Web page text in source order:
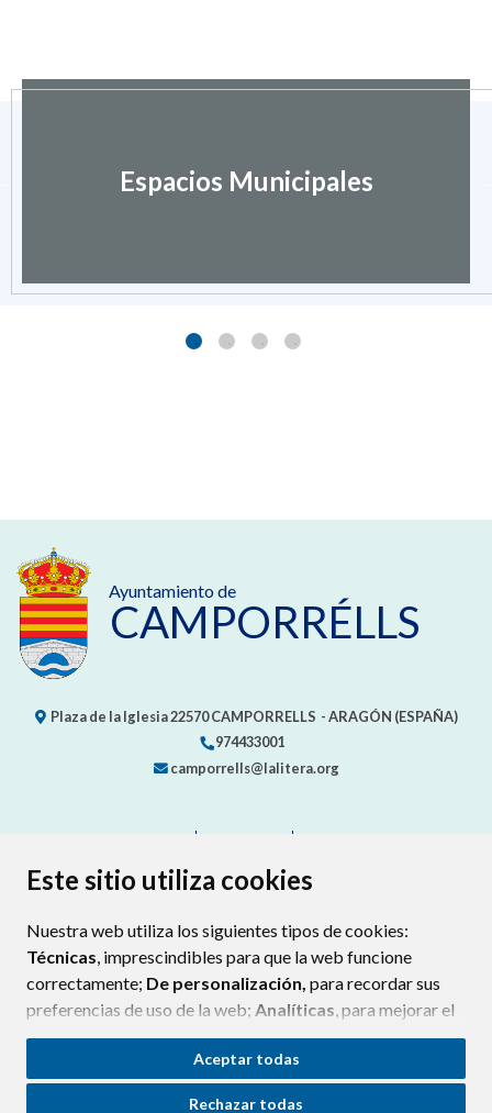
Este sitio utiliza cookies
Nuestra web utiliza los siguientes tipos de cookies:
Técnicas, imprescindibles para que la web funcione
correctamente; De personalización, para recordar sus
preferencias de uso de la web; Analíticas, para mejorar el
funcionamiento de la web y sus servicios.
Si acepta pulsando el botón“Aceptar todas”
consideramos que acepta su uso. Si pulsa el botón
Aceptar todas
Rechazar todas
Espacios Municipales
Ayuntamiento de
CAMPORRÉLLS
Plaza de la Iglesia22570 CAMPORRELLS - ARAGÓN (ESPAÑA)
974433001
camporrells@lalitera.org
PROTECCIÓN DE DATOS
POLÍTICA DE COOKIES